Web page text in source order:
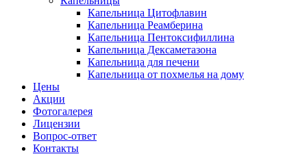
Капельница Цитофлавин
Капельница Реамберина
Капельница Пентоксифиллина
Капельница Дексаметазона
Капельница для печени
Капельница от похмелья на дому
Цены
Акции
Фотогалерея
Лицензии
Вопрос-ответ
Контакты